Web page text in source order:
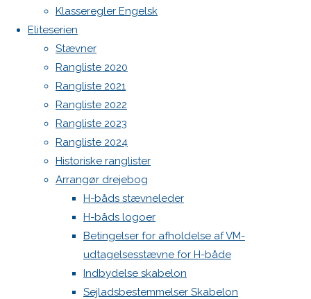
Klasseregler Engelsk
Eliteserien
Stævner
Rangliste 2020
Rangliste 2021
Rangliste 2022
Rangliste 2023
Rangliste 2024
Historiske ranglister
Arrangør drejebog
H-båds stævneleder
H-båds logoer
Betingelser for afholdelse af VM-
udtagelsesstævne for H-både
Indbydelse skabelon
Sejladsbestemmelser Skabelon
Previous
image
Next
image
Skriv
et
svar
Din e-
mailadresse
Botnia 1987 DEN 613
Indlægsfeed
Kommentarfeed
Back
to
Top
Danske H-bådssejlere
ligaen
©Danske H-bådssejlere